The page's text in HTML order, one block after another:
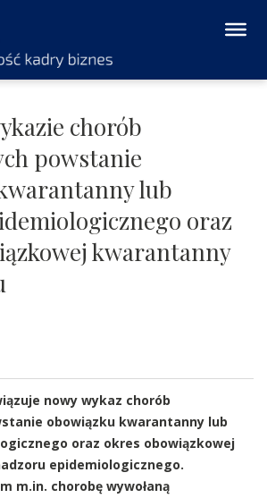
chorób
powstanie
lub
oraz
kwarantanny
nowy wykaz chorób
obowiązku kwarantanny lub
oraz okres obowiązkowej
epidemiologicznego.
m.in. chorobę wywołaną